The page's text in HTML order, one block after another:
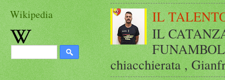
IL
IL
chiacchierata ,
Wikipedia